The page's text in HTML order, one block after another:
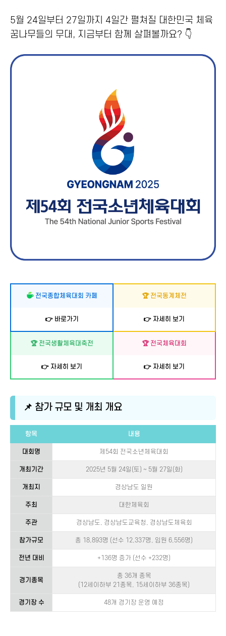
5월 24일부터 27일까지 4일간 펼쳐질 대한민국 체육
꿈나무들의 무대, 지금부터 함께 살펴볼까요? 👇
전국종합체육대회 카페 🏆 전국동계체전
👉 바로가기 👉 자세히 보기
🏆 전국생활체육대축전 🏆 전국체육대회
👉 자세히 보기 👉 자세히 보기
📌 참가 규모 및 개최 개요
항목 내용
대회명 제54회 전국소년체육대회
개최기간 2025년 5월 24일(토) ~ 5월 27일(화)
개최지 경상남도 일원
주최 대한체육회
주관 경상남도, 경상남도교육청, 경상남도체육회
참가규모 총 18,893명 (선수 12,337명, 임원 6,556명)
전년 대비 +136명 증가 (선수 +232명)
경기종목
총 36개 종목
(12세이하부 21종목, 15세이하부 36종목)
경기장 수 48개 경기장 운영 예정